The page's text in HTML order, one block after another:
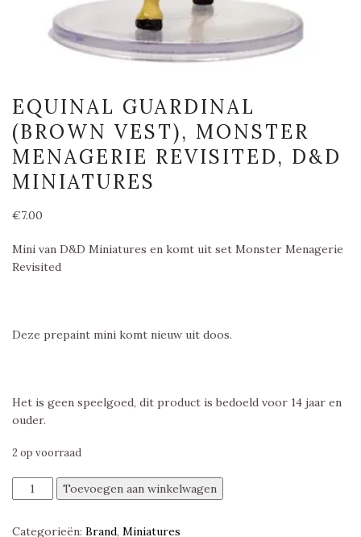
EQUINAL GUARDINAL
(BROWN VEST), MONSTER
MENAGERIE REVISITED, D&D
MINIATURES
€7.00
Mini van D&D Miniatures en komt uit set Monster Menagerie
Revisited
Deze prepaint mini komt nieuw uit doos.
Het is geen speelgoed, dit product is bedoeld voor 14 jaar en
ouder.
2 op voorraad
Equinal
Guardinal
Toevoegen aan winkelwagen
Categorieën: Brand, Miniatures